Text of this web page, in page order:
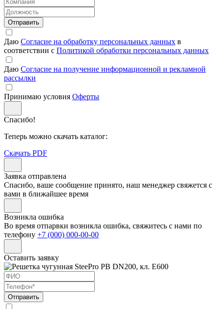
Отправить
Даю Согласие на обработку персональных данных в
соответствии с Политикой обработки персональных данных
Даю Согласие на получение информационной и рекламной
рассылки
Принимаю условия Оферты
Спасибо!
Теперь можно скачать каталог:
Скачать PDF
Заявка отправлена
Спасибо, ваше сообщение принято, наш менеджер свяжется с
вами в ближайшее время
Возникла ошибка
Во время отпарвки возникла ошибка, свяжитесь с нами по
телефону +7 (000) 000-00-00
Оставить заявку
Отправить